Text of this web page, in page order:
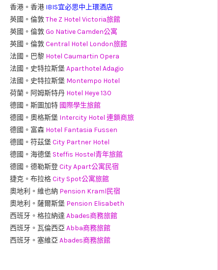
香港。香港 IBIS宜必思中上環酒店
英國。倫敦The Z Hotel Victoria旅館
英國。倫敦Go Native Camden公寓
英國。倫敦Central Hotel London旅館
法國。巴黎 Hotel Caumartin Opera
法國。史特拉斯堡 Aparthotel Adagio
法國。史特拉斯堡 Montempo Hotel
荷蘭。阿姆斯特丹 Hotel Heye 130
德國。斯圖加特 國際學生旅館
德國。奧格斯堡 Intercity Hotel 連鎖商旅
德國。富森 Hotel Fantasia Fussen
德國。符茲堡 City Partner Hotel
德國。海德堡 Steffis Hostel青年旅館
德國。德勒斯登City Apart公寓民宿
捷克。布拉格City Spot公寓旅館
奧地利。維也納 Pension Kraml民宿
奧地利。薩爾斯堡 Pension Elisabeth
西班牙。格拉納達 Abades商務旅館
西班牙。瓦倫西亞 Abba商務旅館
西班牙。塞維亞 Abades商務旅館